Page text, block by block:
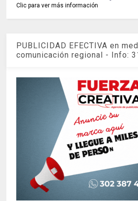
Clic para ver más información
PUBLICIDAD EFECTIVA en
comunicación regional - Info: